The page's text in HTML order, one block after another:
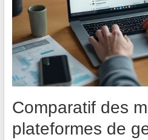
Comparatif des
plateformes de